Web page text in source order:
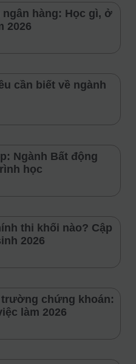
hàng: Học gì, ở
2026
cần biết về ngành
Ngành Bất động
học
thi khối nào? Cập
2026
chứng khoán:
làm 2026